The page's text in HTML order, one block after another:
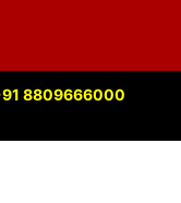
8809666000